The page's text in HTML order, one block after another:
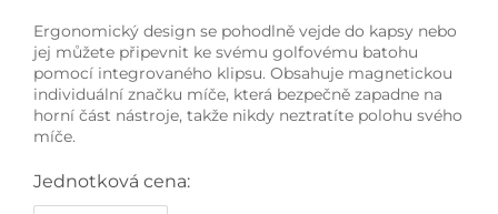
Ergonomický design se pohodlně vejde do kapsy nebo
jej můžete připevnit ke svému golfovému batohu
pomocí integrovaného klipsu. Obsahuje magnetickou
individuální značku míče, která bezpečně zapadne na
horní část nástroje, takže nikdy neztratíte polohu svého
míče.
Jednotková cena: